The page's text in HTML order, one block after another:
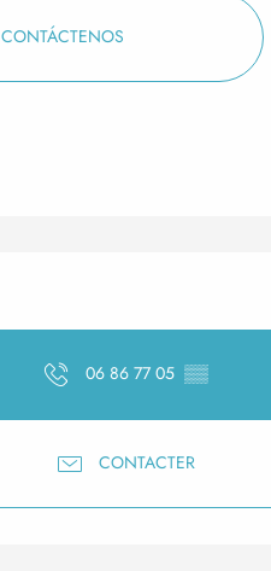
CONTÁCTENOS
06 86 77 05 ▒▒
CONTACTER